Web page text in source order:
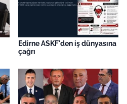
Edirne ASKF'den iş dünyasına
çağrı